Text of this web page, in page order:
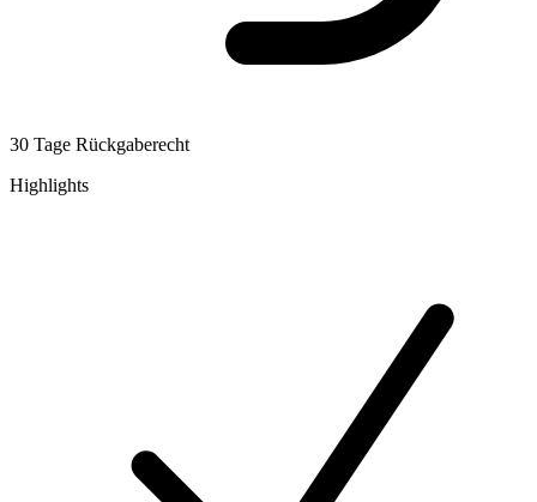
30 Tage Rückgaberecht
Highlights